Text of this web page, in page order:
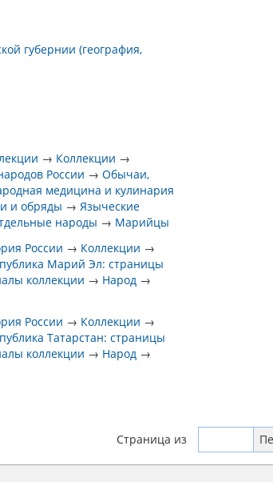
губернии (география,
→ Коллекции →
России →Обычаи,
медицина и кулинария
и обряды →Языческие
народы → Марийцы
России → Коллекции →
Марий Эл: страницы
коллекции → Народ →
России → Коллекции →
Татарстан: страницы
коллекции → Народ →
Страница из